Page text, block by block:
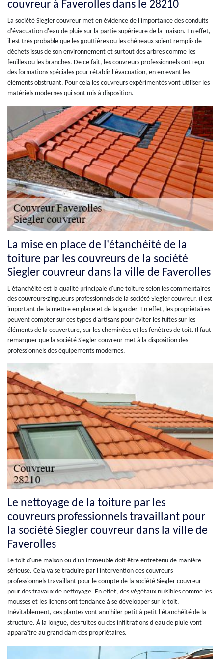
couvreur à Faverolles dans le 28210
La société Siegler couvreur met en évidence de l'importance des conduits
d'évacuation d'eau de pluie sur la partie supérieure de la maison. En effet,
il est très probable que les gouttières ou les chéneaux soient remplis de
déchets issus de son environnement et surtout des arbres comme les
feuilles ou les branches. De ce fait, les couvreurs professionnels ont reçu
des formations spéciales pour rétablir l'évacuation, en enlevant les
éléments obstruant. Pour cela les couvreurs expérimentés vont utiliser les
matériels modernes qui sont mis à disposition.
La mise en place de l'étanchéité de la
toiture par les couvreurs de la société
Siegler couvreur dans la ville de Faverolles
L'étanchéité est la qualité principale d'une toiture selon les commentaires
des couvreurs-zingueurs professionnels de la société Siegler couvreur. Il est
important de la mettre en place et de la garder. En effet, les propriétaires
peuvent compter sur ces types d'artisans pour éviter les fuites sur les
éléments de la couverture, sur les cheminées et les fenêtres de toit. Il faut
remarquer que la société Siegler couvreur met à la disposition des
professionnels des équipements modernes.
Le nettoyage de la toiture par les
couvreurs professionnels travaillant pour
la société Siegler couvreur dans la ville de
Faverolles
Le toit d'une maison ou d'un immeuble doit être entretenu de manière
sérieuse. Cela va se traduire par l'intervention des couvreurs
professionnels travaillant pour le compte de la société Siegler couvreur
pour des travaux de nettoyage. En effet, des végétaux nuisibles comme les
mousses et les lichens ont tendance à se développer sur le toit.
Inévitablement, ces plantes vont annihiler petit à petit l'étanchéité de la
structure. À la longue, des fuites ou des infiltrations d'eau de pluie vont
apparaître au grand dam des propriétaires.